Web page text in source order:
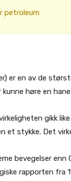
petroleum
er en av de
høre en hane
gikk
et stykke. Det
bevegelser
rapporten fra